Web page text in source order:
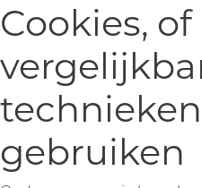
Cookies, of
gebruiken